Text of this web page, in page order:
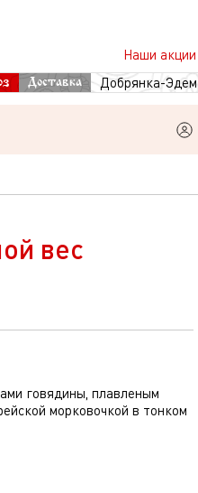
Наши акции
Доставка Добрянка-Эдем
вес
говядины, плавленым
морковочкой в тонком